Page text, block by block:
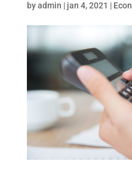
byadmin | jan 4, 2021 |